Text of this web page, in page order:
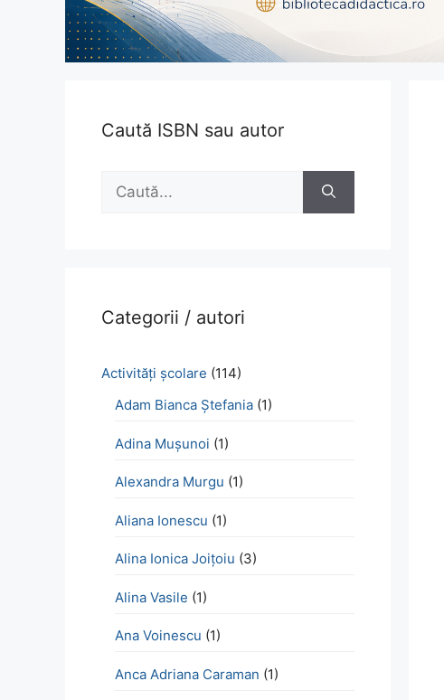
Caută ISBN sau autor
după:
Categorii / autori
Activităţi şcolare (114)
Adam Bianca Ștefania (1)
Adina Mușunoi (1)
Alexandra Murgu (1)
Aliana Ionescu (1)
Alina Ionica Joițoiu (3)
Alina Vasile (1)
Ana Voinescu (1)
Anca Adriana Caraman (1)